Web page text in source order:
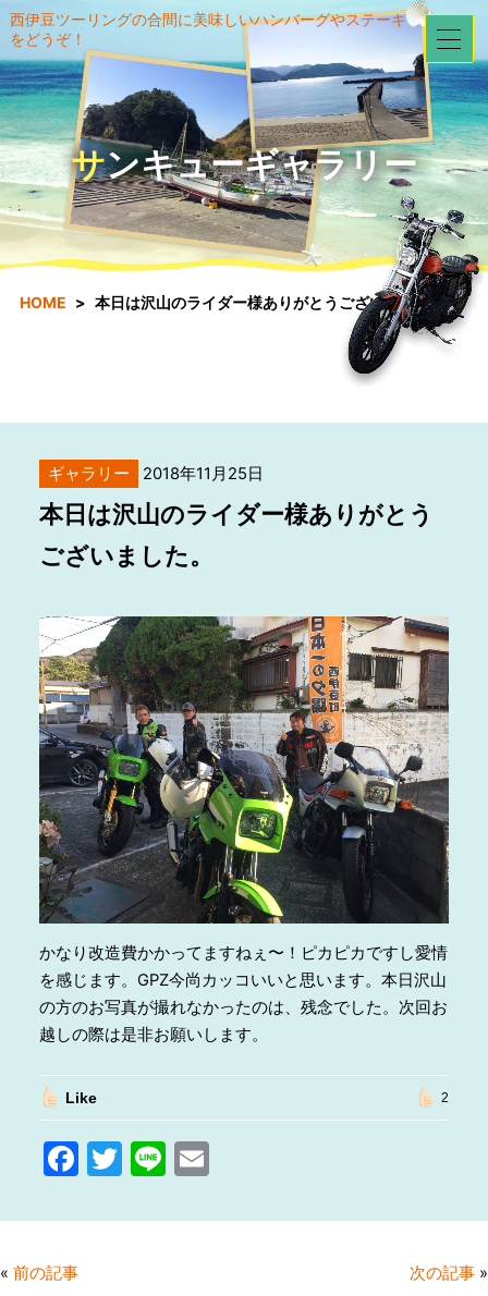
西伊豆ツーリングの合間に美味しいハンバーグやステーキ
をどうぞ！
サンキューギャラリー
HOME 本日は沢山のライダー様ありがとうございました。
ギャラリー 2018年11月25日
本日は沢山のライダー様ありがとう
ございました。
かなり改造費かかってますねぇ〜！ピカピカですし愛情
を感じます。GPZ今尚カッコいいと思います。本日沢山
の方のお写真が撮れなかったのは、残念でした。次回お
越しの際は是非お願いします。
Like 2
F
c
e
T
itt
Li
e
E
ai
« 前の記事 次の記事 »